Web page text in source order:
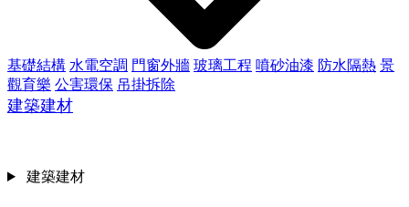
基礎結構 水電空調 門窗外牆 玻璃工程 噴砂油漆 防水隔熱 景
觀育樂 公害環保 吊掛拆除
建築建材
建築建材